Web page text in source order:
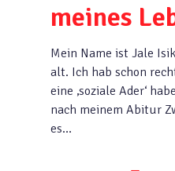
meines
Mein Name ist Jale
alt. Ich hab schon
eine ‚soziale Ader‘
nach meinem Abitur
es…